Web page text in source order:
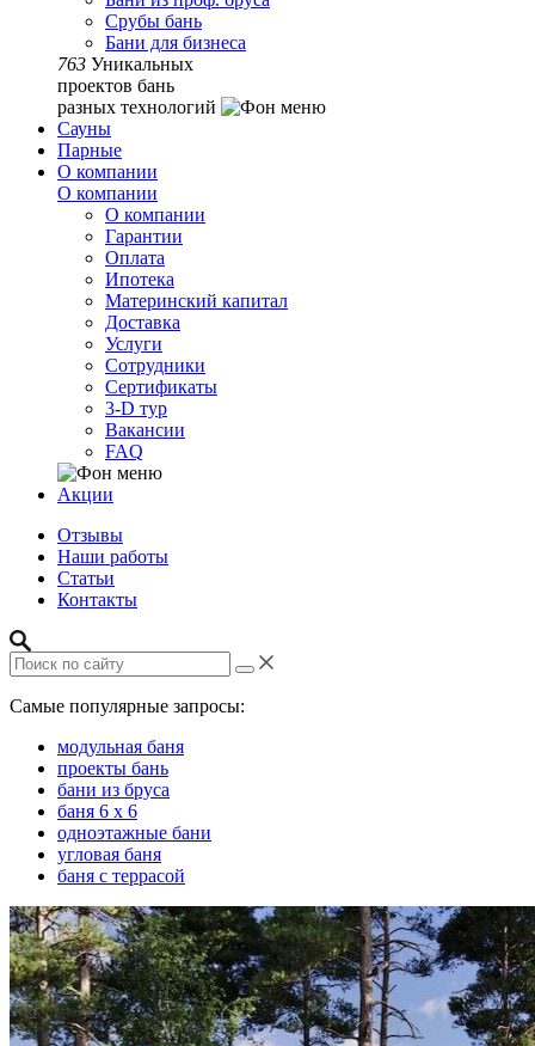
Срубы бань
Бани для бизнеса
763 Уникальных
проектов бань
разных технологий
Сауны
Парные
О компании
О компании
О компании
Гарантии
Оплата
Ипотека
Материнский капитал
Доставка
Услуги
Сотрудники
Сертификаты
3-D тур
Вакансии
FAQ
Акции
Отзывы
Наши работы
Статьи
Контакты
Самые популярные запросы:
модульная баня
проекты бань
бани из бруса
баня 6 х 6
одноэтажные бани
угловая баня
баня с террасой